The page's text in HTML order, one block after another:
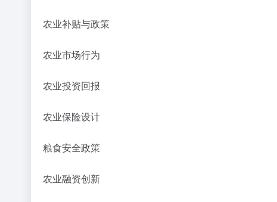
农业补贴与政策
农业市场行为
农业投资回报
农业保险设计
粮食安全政策
农业融资创新